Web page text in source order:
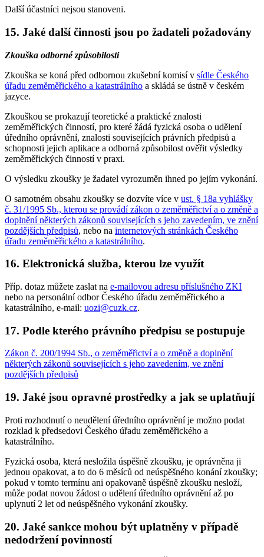
Další účastníci nejsou stanoveni.
15. Jaké další činnosti jsou po žadateli požadovány
Zkouška odborné způsobilosti
Zkouška se koná před odbornou zkušební komisí v sídle Českého
úřadu zeměměřického a katastrálního a skládá se ústně v českém
jazyce.
Zkouškou se prokazují teoretické a praktické znalosti
zeměměřických činností, pro které žádá fyzická osoba o udělení
úředního oprávnění, znalosti souvisejících právních předpisů a
schopnosti jejich aplikace a odborná způsobilost ověřit výsledky
zeměměřických činností v praxi.
O výsledku zkoušky je žadatel vyrozuměn ihned po jejím vykonání.
O samotném obsahu zkoušky se dozvíte více v ust. § 18a vyhlášky
č. 31/1995 Sb., kterou se provádí zákon o zeměměřictví a o změně a
doplnění některých zákonů souvisejících s jeho zavedením, ve znění
pozdějších předpisů, nebo na internetových stránkách Českého
úřadu zeměměřického a katastrálního.
16. Elektronická služba, kterou lze využít
Příp. dotaz můžete zaslat na e-mailovou adresu příslušného ZKI
nebo na personální odbor Českého úřadu zeměměřického a
katastrálního, e-mail: uozi@cuzk.cz.
17. Podle kterého právního předpisu se postupuje
Zákon č. 200/1994 Sb., o zeměměřictví a o změně a doplnění
některých zákonů souvisejících s jeho zavedením, ve znění
pozdějších předpisů
19. Jaké jsou opravné prostředky a jak se uplatňují
Proti rozhodnutí o neudělení úředního oprávnění je možno podat
rozklad k předsedovi Českého úřadu zeměměřického a
katastrálního.
Fyzická osoba, která nesložila úspěšně zkoušku, je oprávněna ji
jednou opakovat, a to do 6 měsíců od neúspěšného konání zkoušky;
pokud v tomto termínu ani opakovaně úspěšně zkoušku nesloží,
může podat novou žádost o udělení úředního oprávnění až po
uplynutí 2 let od neúspěšného vykonání zkoušky.
20. Jaké sankce mohou být uplatněny v případě
nedodržení povinností